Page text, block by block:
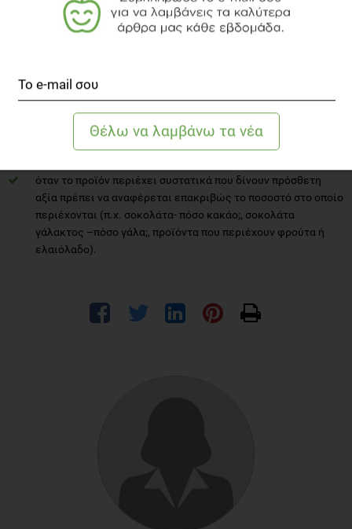
τα συστατικά του τροφίμου (οτιδήποτε περιέχει,
συμπεριλαμβανομένων και των προσθέτων και μπαίνουν σε
ηθελημένα τα χρησιμοποιεί. Σε περίπτωση τυχαίας
εμφάνισης, λόγω επιμόλυνσης, αναφορά υπάρχει όταν αυτή
υπερβαίνει το 1%.
τα αλλεργιογόνα που περιέχει ή αν υπάρχει υποψία των
αλλεργιογόνων (π.χ. η μονάδα διαχειρίζεται σουσάμι,
όταν το προϊόν περιέχει συστατικά που δίνουν πρόσθετη
αξία πρέπει να αναφέρεται επακριβώς το ποσοστό στο οποίο
περιέχονται (π.χ. σοκολάτα- πόσο κακάο;, σοκολάτα
γάλακτος –πόσο γάλα;, προϊόντα που περιέχουν φρούτα ή
ελαιόλαδο).